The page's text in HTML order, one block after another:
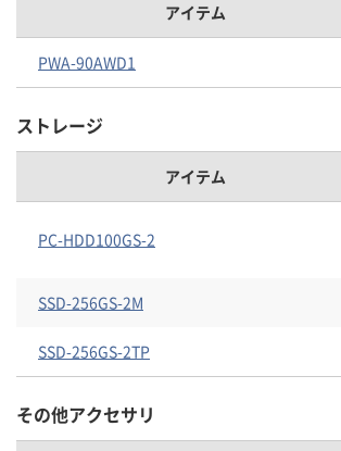
アイテム
PWA-90AWD1
ストレージ
アイテム
PC-HDD100GS-2
SSD-256GS-2M
SSD-256GS-2TP
その他アクセサリ